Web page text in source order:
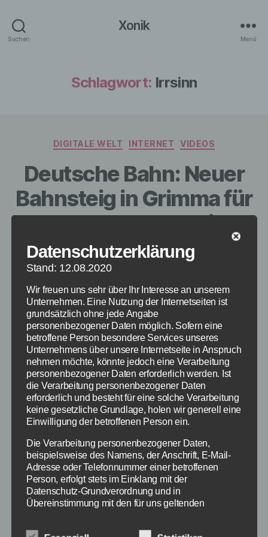
Suchen
Xonik
Menü
Schlagwort: Irrsinn
Kategorien
DIGITALE WELT INTERNET VIDEOS
Deutsche Bahn: Neuer
Bahnsteig in Grimma für
200.000 Euro bleibt
ungenutzt
In Grimma wurde für 200.000 Euro ein neuer
Bahnsteig errichtet - bleibt aber ungenutzt -
Datenschutzerklärung
Stand: 12.08.2020
Wir freuen uns sehr über Ihr Interesse an unserem
Unternehmen. Eine Nutzung der Internetseiten ist
grundsätzlich ohne jede Angabe
personenbezogener Daten möglich. Sofern eine
betroffene Person besondere Services unseres
Unternehmens über unsere Internetseite in Anspruch
nehmen möchte, könnte jedoch eine Verarbeitung
personenbezogener Daten erforderlich werden. Ist
die Verarbeitung personenbezogener Daten
erforderlich und besteht für eine solche Verarbeitung
keine gesetzliche Grundlage, holen wir generell eine
Einwilligung der betroffenen Person ein.
Die Verarbeitung personenbezogener Daten,
beispielsweise des Namens, der Anschrift, E-Mail-
Adresse oder Telefonnummer einer betroffenen
Person, erfolgt stets im Einklang mit der
Datenschutz-Grundverordnung und in
Übereinstimmung mit den für uns geltenden
Mittels dieser Datenschutzerklärung möchte unser